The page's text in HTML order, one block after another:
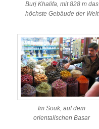
Burj Khalifa, mit 828 m das
höchste Gebäude der Welt
Im Souk, auf dem
orientalischen Basar